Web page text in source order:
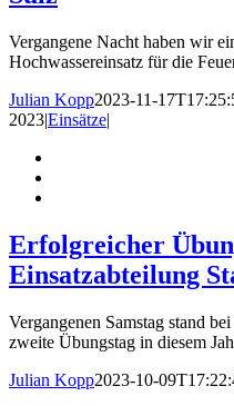
Vergangene Nacht haben wir
Hochwassereinsatz für die
Julian Kopp2023-11-
2023|Einsätze|
Erfolgreicher
Einsatzabteilung
Vergangenen Samstag stand
zweite Übungstag in diesem
Julian Kopp2023-10-